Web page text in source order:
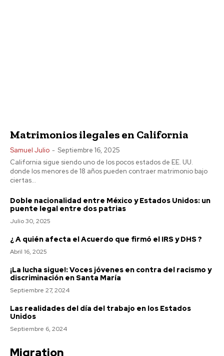
Matrimonios ilegales en California
Samuel Julio - Septiembre 16, 2025
California sigue siendo uno de los pocos estados de EE. UU.
donde los menores de 18 años pueden contraer matrimonio bajo
ciertas...
Doble nacionalidad entre México y Estados Unidos: un
puente legal entre dos patrias
Julio 30, 2025
¿ A quién afecta el Acuerdo que firmó el IRS y DHS ?
Abril 16, 2025
¡La lucha sigue!: Voces jóvenes en contra del racismo y
discriminación en Santa María
Septiembre 27, 2024
Las realidades del día del trabajo en los Estados
Unidos
Septiembre 6, 2024
Migration